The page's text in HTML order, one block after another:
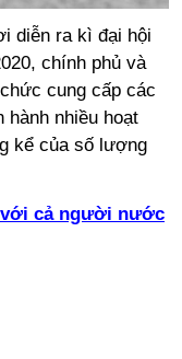
diễn ra kì đại hội
chính phủ và
cung cấp các
hành nhiều hoạt
kể của số lượng
với cả người nước